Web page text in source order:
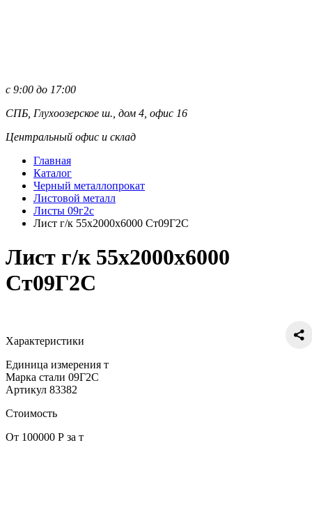
с 9:00 до 17:00
СПБ, Глухоозерское ш., дом 4, офис 16
Центральный офис и склад
Главная
Каталог
Черный металлопрокат
Листовой металл
Листы 09г2с
Лист г/к 55х2000х6000 Ст09Г2С
Лист г/к 55х2000х6000
Ст09Г2С
Характеристики
Единица измерения т
Марка стали 09Г2С
Артикул 83382
Стоимость
От 100000 Р за т